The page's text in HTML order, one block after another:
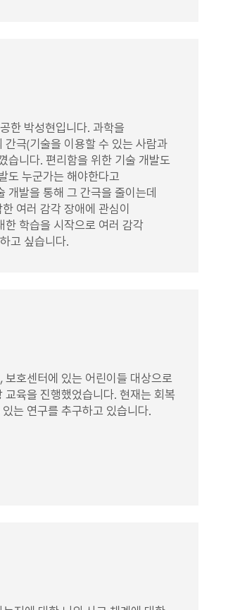
한 박성현입니다. 과학을
극(기술을 이용할 수 있는 사람과
습니다. 편리함을 위한 기술 개발도
도 누군가는 해야한다고
개발을 통해 그 간극을 줄이는데
여러 감각 장애에 관심이
한 학습을 시작으로 여러 감각
고 싶습니다.
호센터에 있는 어린이들 대상으로
육을 진행했었습니다. 현재는 회복
는 연구를 추구하고 있습니다.